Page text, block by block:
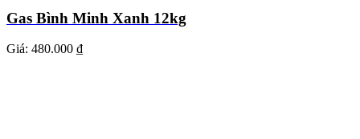
Gas Bình Minh Xanh 12kg
Giá: 480.000 ₫